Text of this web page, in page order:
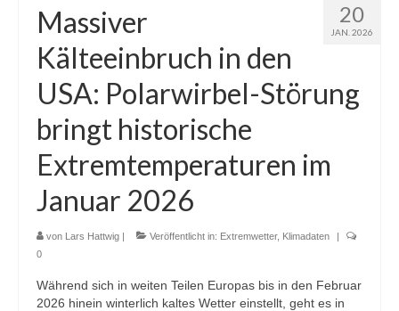
Wetter Arktis Antarktis
Webcams
Winterdienst
Impressum
20
JAN. 2026
Massiver
Kälteeinbruch in den
USA: Polarwirbel-Störung
bringt historische
Extremtemperaturen im
Januar 2026
von Lars Hattwig | Veröffentlicht in: Extremwetter, Klimadaten
|
0
Während sich in weiten Teilen Europas bis in den Februar
2026 hinein winterlich kaltes Wetter einstellt, geht es in